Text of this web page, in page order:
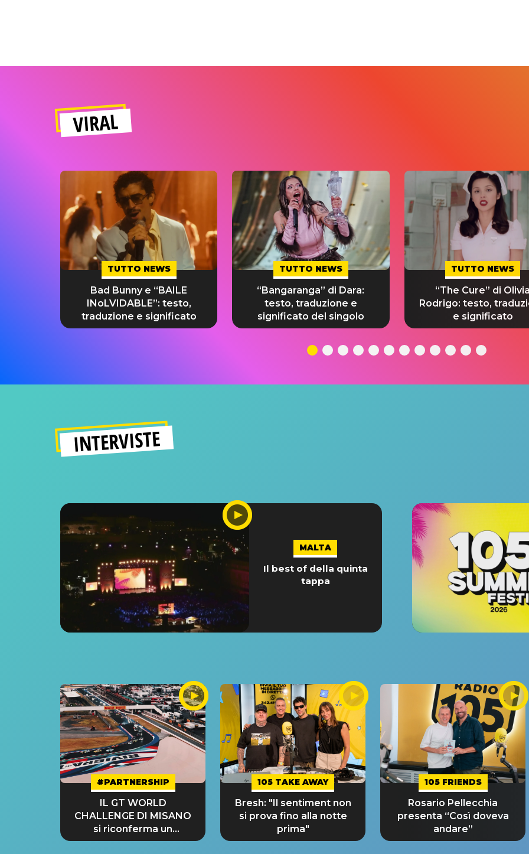
VIRAL
TUTTO NEWS
Bad Bunny e “BAILE
INoLVIDABLE”: testo,
traduzione e significato
TUTTO NEWS
“Bangaranga” di Dara:
testo, traduzione e
significato del singolo
TUTTO NEWS
“The Cure” di Olivia
Rodrigo: testo,
e significato
INTERVISTE
MALTA
Il best of della quinta
tappa
#PARTNERSHIP
IL GT WORLD
CHALLENGE DI MISANO
si riconferma un
GRANDE SUCCESSO!
105 TAKE AWAY
Bresh: "Il sentiment non
si prova fino alla notte
prima"
105 FRIENDS
Rosario Pellecchia
presenta “Così doveva
andare”